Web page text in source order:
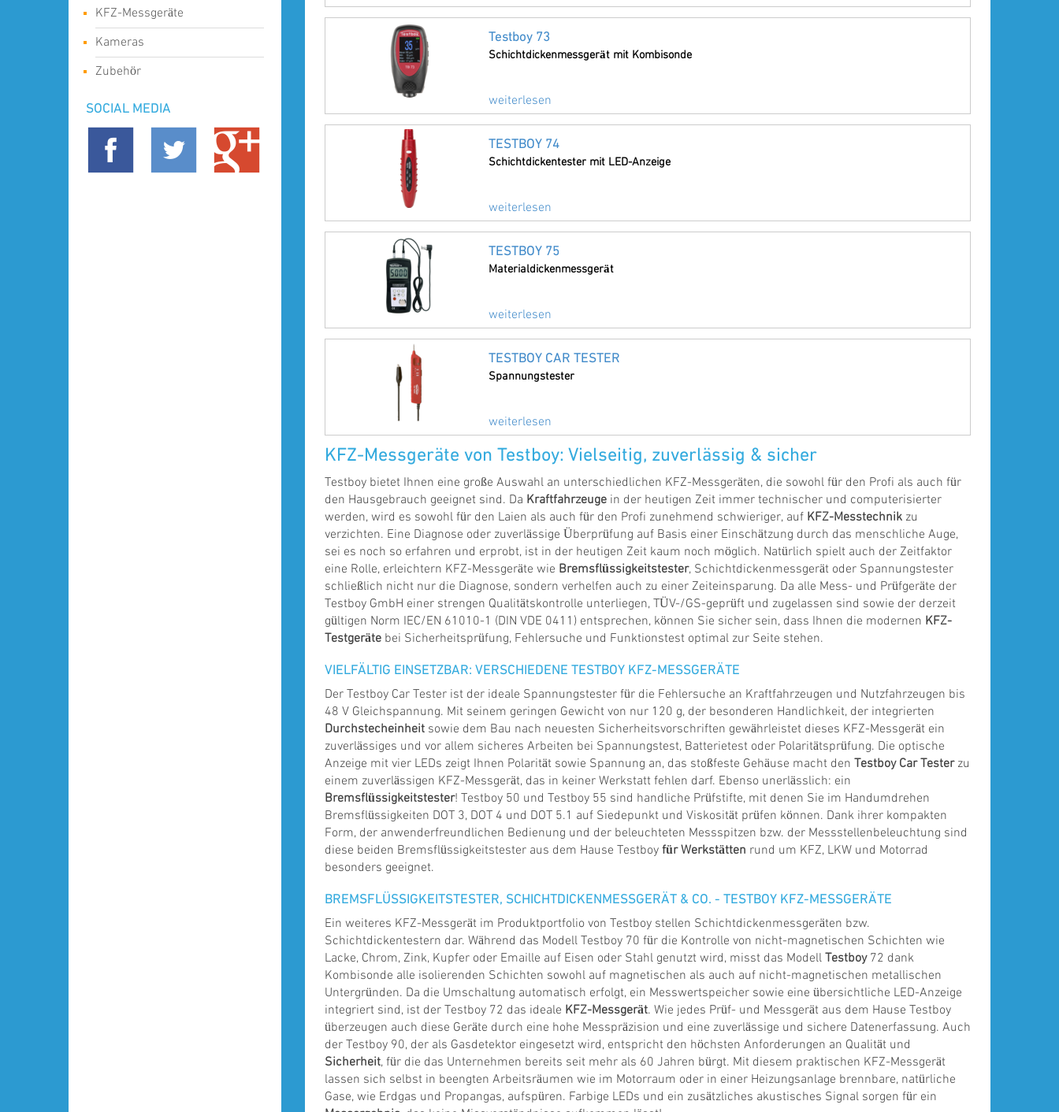
KFZ-Messgeräte
Kameras
Zubehör
SOCIAL MEDIA
Testboy 73
Schichtdickenmessgerät mit Kombisonde
weiterlesen
TESTBOY 74
Schichtdickentester mit LED-Anzeige
weiterlesen
TESTBOY 75
Materialdickenmessgerät
weiterlesen
TESTBOY CAR TESTER
Spannungstester
weiterlesen
KFZ-Messgeräte von Testboy: Vielseitig, zuverlässig & sicher
Testboy bietet Ihnen eine große Auswahl an unterschiedlichen KFZ-Messgeräten, die sowohl für den Profi als auch für
den Hausgebrauch geeignet sind. Da Kraftfahrzeuge in der heutigen Zeit immer technischer und computerisierter
werden, wird es sowohl für den Laien als auch für den Profi zunehmend schwieriger, auf KFZ-Messtechnik zu
verzichten. Eine Diagnose oder zuverlässige Überprüfung auf Basis einer Einschätzung durch das menschliche Auge,
sei es noch so erfahren und erprobt, ist in der heutigen Zeit kaum noch möglich. Natürlich spielt auch der Zeitfaktor
eine Rolle, erleichtern KFZ-Messgeräte wie Bremsflüssigkeitstester, Schichtdickenmessgerät oder Spannungstester
schließlich nicht nur die Diagnose, sondern verhelfen auch zu einer Zeiteinsparung. Da alle Mess- und Prüfgeräte der
Testboy GmbH einer strengen Qualitätskontrolle unterliegen, TÜV-/GS-geprüft und zugelassen sind sowie der derzeit
gültigen Norm IEC/EN 61010-1 (DIN VDE 0411) entsprechen, können Sie sicher sein, dass Ihnen die modernen KFZ-
Testgeräte bei Sicherheitsprüfung, Fehlersuche und Funktionstest optimal zur Seite stehen.
VIELFÄLTIG EINSETZBAR: VERSCHIEDENE TESTBOY KFZ-MESSGERÄTE
Der Testboy Car Tester ist der ideale Spannungstester für die Fehlersuche an Kraftfahrzeugen und Nutzfahrzeugen bis
48 V Gleichspannung. Mit seinem geringen Gewicht von nur 120 g, der besonderen Handlichkeit, der integrierten
Durchstecheinheit sowie dem Bau nach neuesten Sicherheitsvorschriften gewährleistet dieses KFZ-Messgerät ein
zuverlässiges und vor allem sicheres Arbeiten bei Spannungstest, Batterietest oder Polaritätsprüfung. Die optische
Anzeige mit vier LEDs zeigt Ihnen Polarität sowie Spannung an, das stoßfeste Gehäuse macht den
Testboy Car Testerzu
einem zuverlässigen KFZ-Messgerät, das in keiner Werkstatt fehlen darf. Ebenso unerlässlich: ein
Bremsflüssigkeitstester! Testboy 50 und Testboy 55 sind handliche Prüfstifte, mit denen Sie im Handumdrehen
Bremsflüssigkeiten DOT 3, DOT 4 und DOT 5.1 auf Siedepunkt und Viskosität prüfen können. Dank ihrer kompakten
Form, der anwenderfreundlichen Bedienung und der beleuchteten Messspitzen bzw. der Messstellenbeleuchtung sind
diese beiden Bremsflüssigkeitstester aus dem Hause Testboy für Werkstätten rund um KFZ, LKW und Motorrad
besonders geeignet.
BREMSFLÜSSIGKEITSTESTER, SCHICHTDICKENMESSGERÄT & CO. - TESTBOY KFZ-MESSGERÄTE
Ein weiteres KFZ-Messgerät im Produktportfolio von Testboy stellen Schichtdickenmessgeräten bzw.
Schichtdickentestern dar. Während das Modell Testboy 70 für die Kontrolle von nicht-magnetischen Schichten wie
Lacke, Chrom, Zink, Kupfer oder Emaille auf Eisen oder Stahl genutzt wird, misst das Modell
Testboy 72 dank
Kombisonde alle isolierenden Schichten sowohl auf magnetischen als auch auf nicht-magnetischen metallischen
Untergründen. Da die Umschaltung automatisch erfolgt, ein Messwertspeicher sowie eine übersichtliche LED-Anzeige
integriert sind, ist der Testboy 72 das ideale KFZ-Messgerät. Wie jedes Prüf- und Messgerät aus dem Hause Testboy
überzeugen auch diese Geräte durch eine hohe Messpräzision und eine zuverlässige und sichere Datenerfassung. Auch
der Testboy 90, der als Gasdetektor eingesetzt wird, entspricht den höchsten Anforderungen an Qualität und
Sicherheit, für die das Unternehmen bereits seit mehr als 60 Jahren bürgt. Mit diesem praktischen KFZ-Messgerät
lassen sich selbst in beengten Arbeitsräumen wie im Motorraum oder in einer Heizungsanlage brennbare, natürliche
Gase, wie Erdgas und Propangas, aufspüren. Farbige LEDs und ein zusätzliches akustisches Signal sorgen für ein